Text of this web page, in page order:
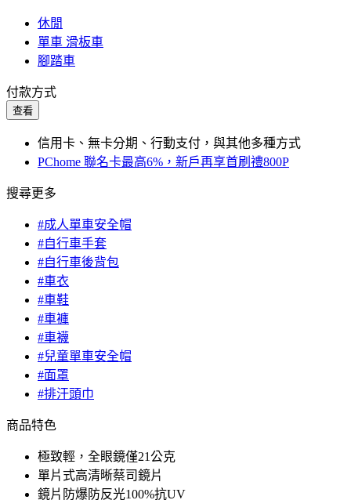
休閒
單車 滑板車
腳踏車
付款方式
查看
信用卡、無卡分期、行動支付，與其他多種方式
PChome 聯名卡最高6%，新戶再享首刷禮800P
搜尋更多
#成人單車安全帽
#自行車手套
#自行車後背包
#車衣
#車鞋
#車褲
#車襪
#兒童單車安全帽
#面罩
#排汗頭巾
商品特色
極致輕，全眼鏡僅21公克
單片式高清晰蔡司鏡片
鏡片防爆防反光100%抗UV